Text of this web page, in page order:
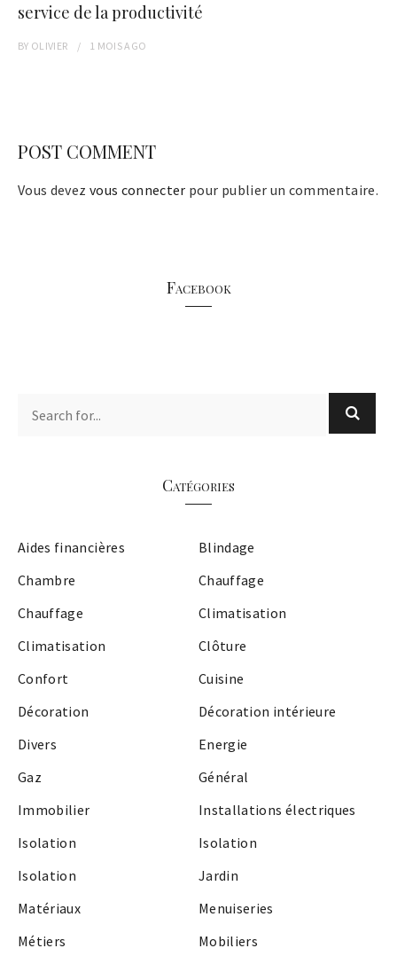
service de la productivité
BY OLIVIER 1 MOISAGO
POST COMMENT
Vous devez vous connecter pour publier un commentaire.
Facebook
Catégories
Aides financières
Blindage
Chambre
Chauffage
Chauffage
Climatisation
Climatisation
Clôture
Confort
Cuisine
Décoration
Décoration intérieure
Divers
Energie
Gaz
Général
Immobilier
Installations électriques
Isolation
Isolation
Isolation
Jardin
Matériaux
Menuiseries
Métiers
Mobiliers